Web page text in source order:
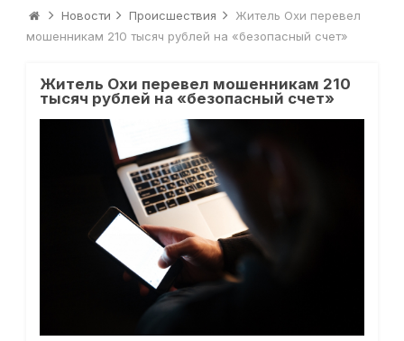
Новости Происшествия
Житель Охи перевел
мошенникам 210 тысяч рублей на «безопасный счет»
Житель Охи перевел мошенникам 210
тысяч рублей на «безопасный счет»